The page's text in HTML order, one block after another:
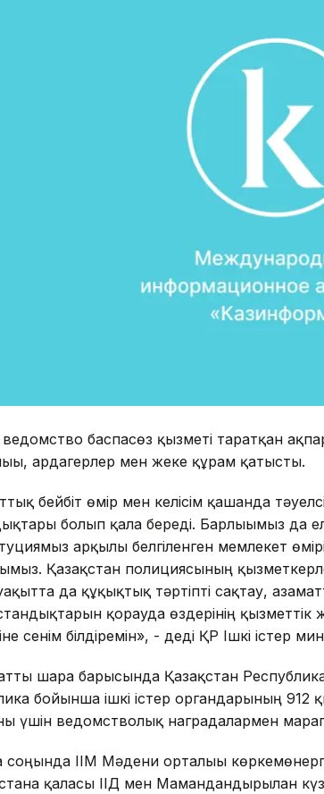
ведомство баспасөз қызметі таратқан
ардагерлер мен жеке құрам қатысты.
бейбіт өмір мен келісім қашанда
болып қала береді. Барлығымыз да
арқылы белгіленген мемлекет
Қазақстан полициясының
да құқықтық тәртіпті сақтау,
қорғауда өздерінің
сенім білдіремін», - деді ҚР Ішкі істер
шара барысында Қазақстан
бойынша ішкі істер органдарының 912
үшін ведомстволық наградалармен
соңында ІІМ Мәдени орталығы
қаласы ІІД мен Мамандандырылған